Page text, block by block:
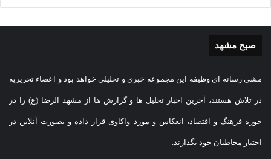
صبح مشهد
مشی رسانه ای وظیفه این مجموعه خبری و تحلیلی خواهد بود و اعضاء تحریریه
در تلاش هستند، آخرین اخبار تحلیل ها و گزارش ها از مشهد الرضا (ع) را در
حوزه فرهنگ و اقتصاد، انعکاس و مورد واکاوی قرار داده و بصورت آنلاین در
اختیار مخاطبان خود بگذارند.